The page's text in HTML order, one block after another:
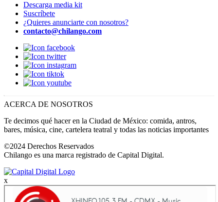
Descarga media kit
Suscríbete
¿Quieres anunciarte con nosotros?
contacto@chilango.com
ACERCA DE NOSOTROS
Te decimos qué hacer en la Ciudad de México: comida, antros,
bares, música, cine, cartelera teatral y todas las noticias importantes
©2024 Derechos Reservados
Chilango es una marca registrado de Capital Digital.
x